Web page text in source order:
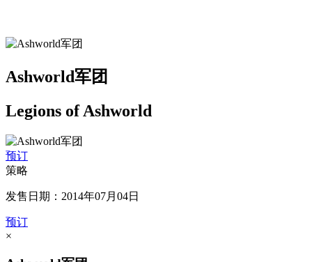
Ashworld军团
Legions of Ashworld
预订
策略
发售日期：2014年07月04日
预订
×